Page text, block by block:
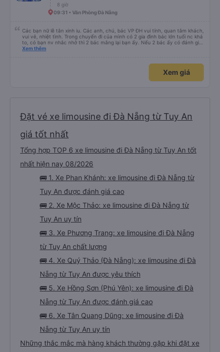
8 giờ
09:31 • Văn Phòng Đà Nẵng
Các bạn nữ lễ tân xinh iu. Các anh, chú, bác VP ĐH vui tính, quan tâm khách,
vui vẻ, nhiệt tình. Trong chuyến đi của mình có 2 gia đình bác lớn tuổi nc khá
to, có bạn nv nhắc nhở thì 2 bác mắng lại bạn ấy. Nếu 2 bác ấy có đánh giá
xấu thì mình ngược lại nha. Bạn ấy nhắc nhở rất đúng. 2 bác nói rất to. To
bạn ấy nha. Nếu bạn ấy bị trừ thì bảo bạn ấy liên hệ sđt của mình, mình hỗ
trợ ạ. Số mình đuôi 666, chuyến ĐH-NT ngày 16/1. À các bạn nữ lễ tân xinh
iu còn đổi cho mình phòng đơn sang đôi xong còn note là (một mình) yêu
Xem thêm
Xem giá
Đặt vé xe limousine đi Đà Nẵng từ Tuy An
giá tốt nhất
Tổng hợp TOP 6 xe limousine đi Đà Nẵng từ Tuy An tốt
nhất hiện nay 08/2026
🚌 1. Xe Phan Khánh: xe limousine đi Đà Nẵng từ
Tuy An được đánh giá cao
🚌 2. Xe Mộc Thảo: xe limousine đi Đà Nẵng từ
Tuy An uy tín
🚌 3. Xe Phương Trang: xe limousine đi Đà Nẵng
từ Tuy An chất lượng
🚌 4. Xe Quý Thảo (Đà Nẵng): xe limousine đi Đà
Nẵng từ Tuy An được yêu thích
🚌 5. Xe Hồng Sơn (Phú Yên): xe limousine đi Đà
Nẵng từ Tuy An được đánh giá cao
🚌 6. Xe Tân Quang Dũng: xe limousine đi Đà
Nẵng từ Tuy An uy tín
Những thắc mắc mà hàng khách thường gặp khi đặt xe